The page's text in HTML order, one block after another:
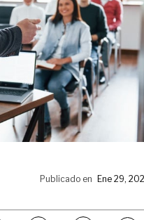
Publicado en Ene 29,